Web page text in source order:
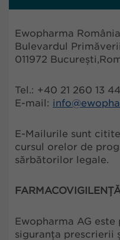
Ewopharma
Bulevardul
011972
Tel.: +40 21 260 13 44
E-mail:
E-Mailurile sunt
cursul orelor de
sărbătorilor legale.
Ewopharma AG
siguranța prescrierii